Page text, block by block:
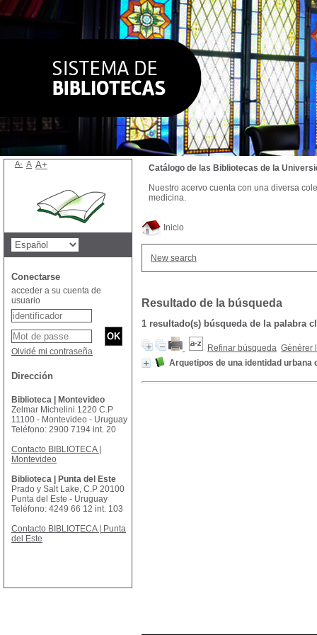
Inicio
New search
Resultado de la búsqueda
1 resultado(s) búsqueda de la palabra
Refinar búsqueda Générer
Arquetipos de una identidad
Catálogo de las Bibliotecas de la
Nuestro acervo cuenta con una diversa
medicina.
A- A A+
Conectarse
acceder a su cuenta de
usuario
Olvidé mi contraseña
Dirección
Biblioteca | Montevideo
Zelmar Michelini 1220 C.P
11100 - Montevideo - Uruguay
Teléfono: 2900 7194 int. 20
Contacto BIBLIOTECA |
Montevideo
Biblioteca | Punta del Este
Prado y Salt Lake, C.P 20100
Punta del Este - Uruguay
Teléfono: 4249 66 12 int. 103
Contacto BIBLIOTECA | Punta
del Este